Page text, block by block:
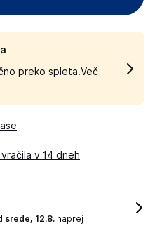
preko spleta.Več
v 14 dneh
srede, 12.8. naprej